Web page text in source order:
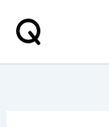
naar
inhoud